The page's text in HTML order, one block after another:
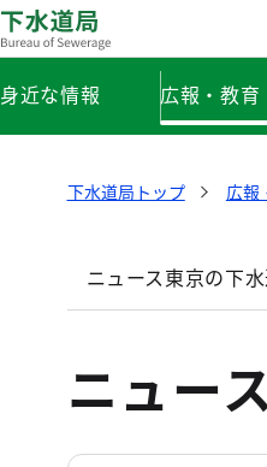
身近な情報 広報・教育
下水道局トップ 広報
ニュース東京の下
ニュー